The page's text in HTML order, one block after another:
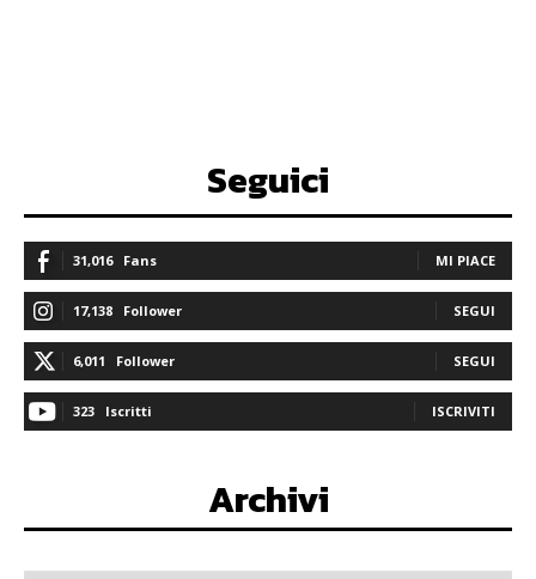
Seguici
31,016 Fans MI PIACE
17,138 Follower SEGUI
6,011 Follower SEGUI
323 Iscritti ISCRIVITI
Archivi